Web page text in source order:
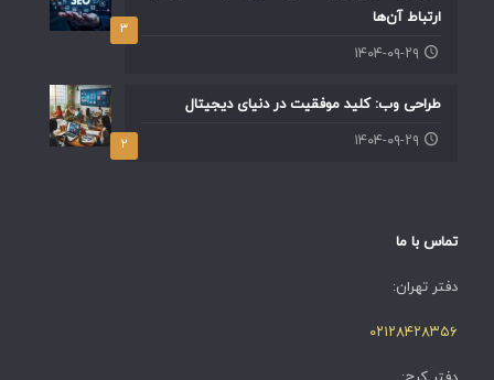
۳
ارتباط آن‌ها
۱۴۰۴-۰۹-۲۹
۲
طراحی وب: کلید موفقیت در دنیای دیجیتال
۱۴۰۴-۰۹-۲۹
تماس با ما
دفتر تهران:
۰۲۱۲۸۴۲۸۳۵۶